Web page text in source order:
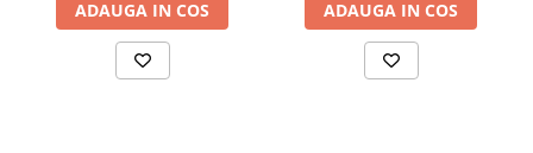
ADAUGA IN COS ADAUGA IN COS